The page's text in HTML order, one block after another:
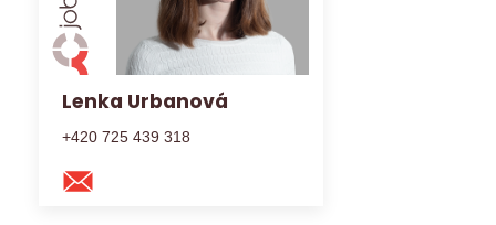
Lenka Urbanová
+420 725 439 318